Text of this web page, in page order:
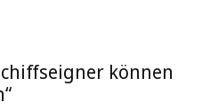
können